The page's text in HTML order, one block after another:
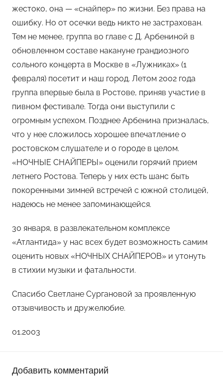
жестоко, она — «снайпер» по жизни. Без права на
ошибку. Но от осечки ведь никто не застрахован.
Тем не менее, группа во главе с Д. Арбениной в
обновленном составе накануне грандиозного
сольного концерта в Москве в «Лужниках» (1
февраля) посетит и наш город. Летом 2002 года
группа впервые была в Ростове, приняв участие в
пивном фестивале. Тогда они выступили с
огромным успехом. Позднее Арбенина призналась,
что у нее сложилось хорошее впечатление о
ростовском слушателе и о городе в целом.
«НОЧНЫЕ СНАЙПЕРЫ» оценили горячий прием
летнего Ростова. Теперь у них есть шанс быть
покоренными зимней встречей с южной столицей,
надеюсь не менее запоминающейся.
30 января, в развлекательном комплексе
«Атлантида» у нас всех будет возможность самим
оценить новых «НОЧНЫХ СНАЙПЕРОВ» и утонуть
в стихии музыки и фатальности.
Спасибо Светлане Сургановой за проявленную
отзывчивость и дружелюбие.
01.2003
Добавить комментарий